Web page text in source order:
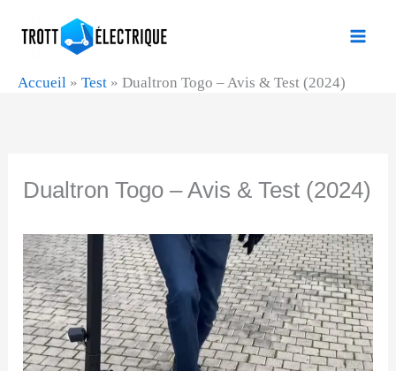
Accueil » Test » Dualtron Togo – Avis & Test (2024)
Dualtron Togo – Avis & Test (2024)